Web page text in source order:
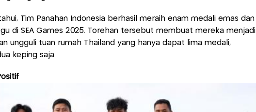
Tim Panahan Indonesia berhasil meraih enam medali emas dan
di SEA Games 2025. Torehan tersebut membuat mereka menjadi
ungguli tuan rumah Thailand yang hanya dapat lima medali,
keping saja.